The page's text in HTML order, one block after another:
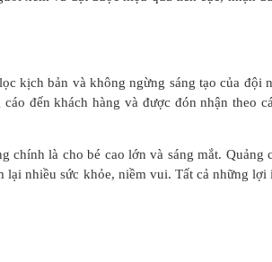
kịch bản và không ngừng sáng tạo của đội
đến khách hàng và được đón nhận theo
chính là cho bé cao lớn và sáng mắt. Quảng
lại nhiều sức khỏe, niềm vui. Tất cả những lợi